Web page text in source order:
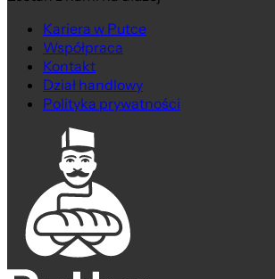
Kariera w Putce
Współpraca
Kontakt
Dział handlowy
Polityka prywatności